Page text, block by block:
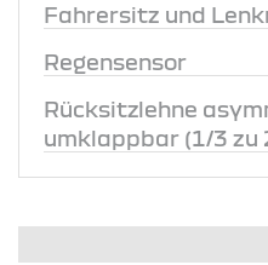
Fahrersitz und
Regensensor
Rücksitzlehne
umklappbar (1/3 zu